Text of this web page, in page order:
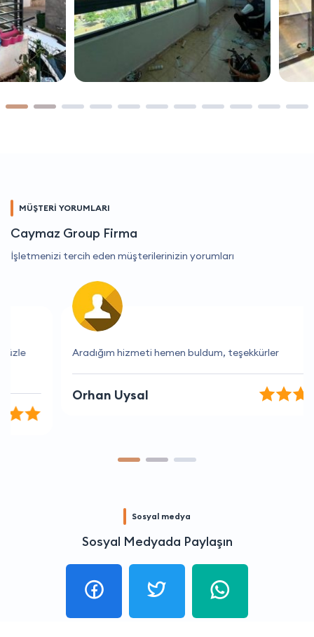
MÜŞTERİ YORUMLARI
Caymaz Group Firma
İşletmenizi tercih eden müşterilerinizin yorumları
Aradığım hizmeti hemen buldum, teşekkürler
Orhan Uysal
Sosyal medya
Sosyal Medyada Paylaşın